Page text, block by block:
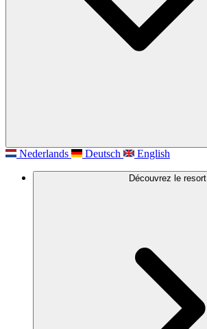
Nederlands Deutsch English
Découvrez le resort